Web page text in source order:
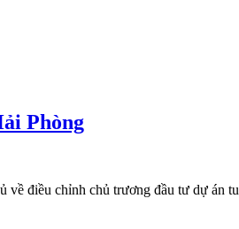
Phòng
điều chỉnh chủ trương đầu tư dự án